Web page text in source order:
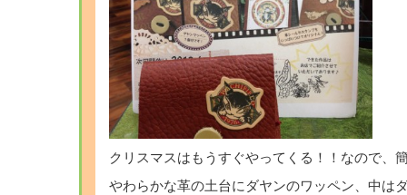
クリスマスはもうすぐやってくる！！なので、
やわらかな革の土台にダヤンのワッペン、中は